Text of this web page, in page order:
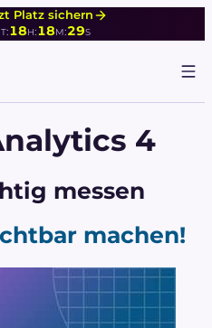
T:18H:18M:28S
Platz sichern
4
messen
machen!